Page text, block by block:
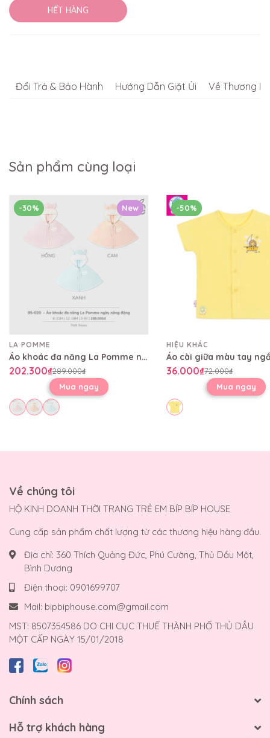
HẾT HÀNG
Đổi Trả & Bảo Hành Hướng Dẫn Giặt Ủi Về Thương
Sản phẩm cùng loại
New
-30%
LA POMME
Áo khoác đa năng La Pomme ngày năng động
202.300₫289.000₫
Mua ngay
-50%
HIỆU KHÁC
36.000₫72.000₫
Mua ngay
Về chúng tôi
HỘ KINH DOANH THỜI TRANG TRẺ EM BÍP BÍP HOUSE
Cung cấp sản phẩm chất lượng từ các thương hiệu hàng đầu.
Địa chỉ: 360 Thích Quảng Đức, Phú Cường, Thủ Dầu Một,
Bình Dương
Điện thoại: 0901699707
Mail: bipbiphouse.com@gmail.com
MST: 8507354586 DO CHI CỤC THUẾ THÀNH PHỐ THỦ DẦU
MỘT CẤP NGÀY 15/01/2018
Chính sách
Hỗ trợ khách hàng